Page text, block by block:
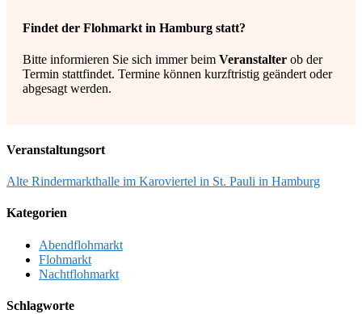
Findet der Flohmarkt in Hamburg statt?
Bitte informieren Sie sich immer beim Veranstalter ob der
Termin stattfindet. Termine können kurzftristig geändert oder
abgesagt werden.
Veranstaltungsort
Alte Rindermarkthalle im Karoviertel in St. Pauli in Hamburg
Kategorien
Abendflohmarkt
Flohmarkt
Nachtflohmarkt
Schlagworte